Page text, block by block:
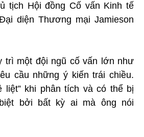
tịch Hội đồng Cố vấn Kinh tế
diện Thương mại Jamieson
trì một đội ngũ cố vấn lớn như
cầu những ý kiến trái chiều.
liệt” khi phân tích và có thể bị
bởi bất kỳ ai mà ông nói